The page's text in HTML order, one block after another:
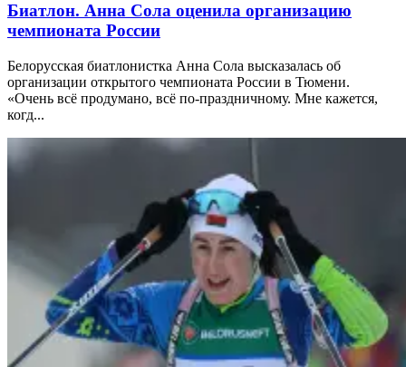
Биатлон. Анна Сола оценила организацию
чемпионата России
Белорусская биатлонистка Анна Сола высказалась об
организации открытого чемпионата России в Тюмени.
«Очень всё продумано, всё по-праздничному. Мне кажется,
когд...